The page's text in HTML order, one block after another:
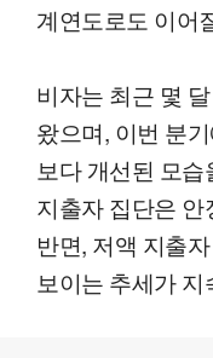
계연도로도 이어
비자는 최근 몇
왔으며, 이번 분
보다 개선된 모
지출자 집단은
반면, 저액 지출
보이는 추세가 지